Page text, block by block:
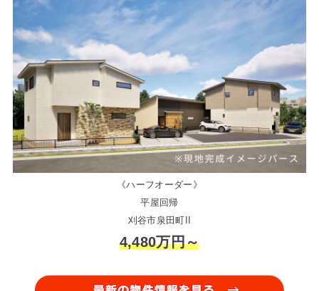
《ハーフオーダー》
平屋回帰
刈谷市泉田町II
4,480万円～